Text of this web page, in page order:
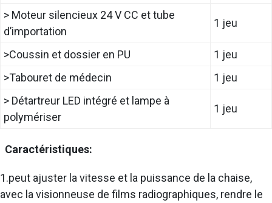
> Moteur silencieux 24 V CC et tube
d’importation
1 jeu
>Coussin et dossier en PU
1 jeu
>Tabouret de médecin
1 jeu
> Détartreur LED intégré et lampe à
polymériser
1 jeu
Caractéristiques:
1.peut ajuster la vitesse et la puissance de la chaise,
avec la visionneuse de films radiographiques, rendre le